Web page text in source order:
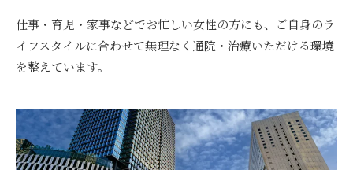
仕事・育児・家事などでお忙しい女性の方にも、ご自身のラ
イフスタイルに合わせて無理なく通院・治療いただける環境
を整えています。